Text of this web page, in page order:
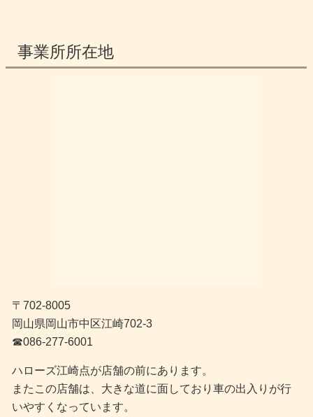
事業所所在地
〒702-8005
岡山県岡山市中区江崎702-3
☎︎086-277-6001
ハローズ江崎点が店舗の前にあります。
またこの店舗は、大きな道に面しており車の出入りが行
いやすくなっています。